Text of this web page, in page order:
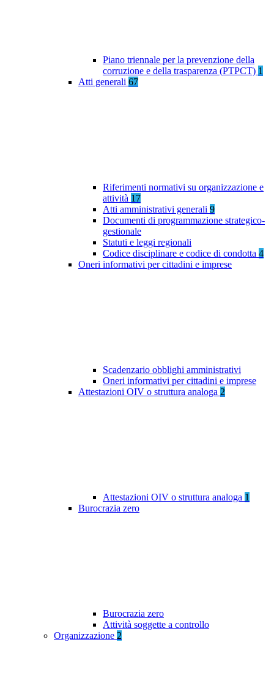
Piano triennale per la prevenzione della
corruzione e della trasparenza (PTPCT) 1
Atti generali 67
Riferimenti normativi su organizzazione e
attività 17
Atti amministrativi generali 9
Documenti di programmazione strategico-
gestionale
Statuti e leggi regionali
Codice disciplinare e codice di condotta 4
Oneri informativi per cittadini e imprese
Scadenzario obblighi amministrativi
Oneri informativi per cittadini e imprese
Attestazioni OIV o struttura analoga 2
Attestazioni OIV o struttura analoga 1
Burocrazia zero
Burocrazia zero
Attività soggette a controllo
Organizzazione 2